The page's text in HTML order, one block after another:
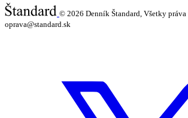
© 2026 Denník Štandard, Všetky práva
oprava@standard.sk